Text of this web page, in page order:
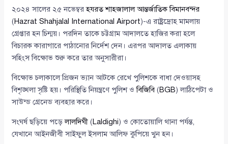
২০২৪ সালের ২৫ নভেম্বরহযরত শাহজালাল আন্তর্জাতিক বিমানবন্দর
(Hazrat Shahjalal International Airport)-এ রাষ্ট্রদ্রোহ মামলায়
গ্রেপ্তার হন চিন্ময়। পরদিন তাকে চট্টগ্রাম আদালতে হাজির করা হলে
বিচারক কারাগারে পাঠানোর নির্দেশ দেন। এরপর আদালত এলাকায়
সহিংস বিক্ষোভ শুরু করে তার অনুসারীরা।
বিক্ষোভ চলাকালে প্রিজন ভ্যান আটকে রেখে পুলিশকে বাধা দেওয়াসহ
বিশৃঙ্খলা সৃষ্টি হয়। পরিস্থিতি নিয়ন্ত্রণে পুলিশ ওবিজিবি(BGB) লাঠিপেটা ও
সাউন্ড গ্রেনেড ব্যবহার করে।
সংঘর্ষ ছড়িয়ে পড়েলালদিঘী (Laldighi) ও কোতোয়ালি থানা পর্যন্ত,
যেখানে আইনজীবী সাইফুল ইসলাম আলিফ কুপিয়ে খুন হন।